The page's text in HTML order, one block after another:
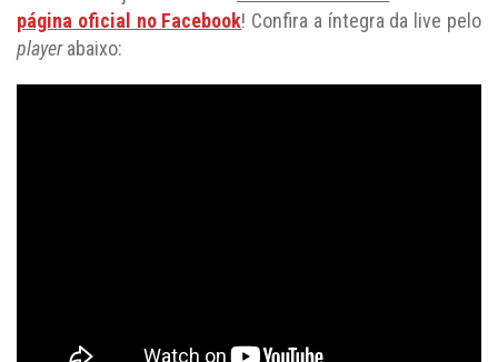
página oficial no Facebook! Confira a íntegra da live pelo
playerabaixo: